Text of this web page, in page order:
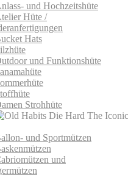
und Hochzeitshüte
Hüte /
Hats
und Funktionshüte
Strohhüte
und Sportmützen
und